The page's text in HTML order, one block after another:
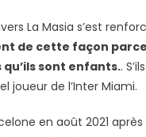
La Masia s’est
de cette façon
sont enfants..
joueur de l’Inter Miami.
en août 2021